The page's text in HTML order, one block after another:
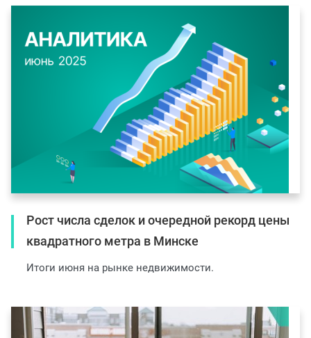
Рост числа сделок и очередной рекорд цены
квадратного метра в Минске
Итоги июня на рынке недвижимости.